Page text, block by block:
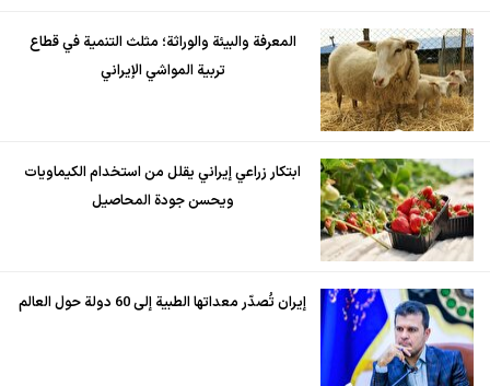
المعرفة والبيئة والوراثة؛ مثلث التنمية في قطاع
تربية المواشي الإيراني
ابتكار زراعي إيراني يقلل من استخدام الكيماويات
ويحسن جودة المحاصيل
إيران تُصدّر معداتها الطبية إلى 60 دولة حول العالم